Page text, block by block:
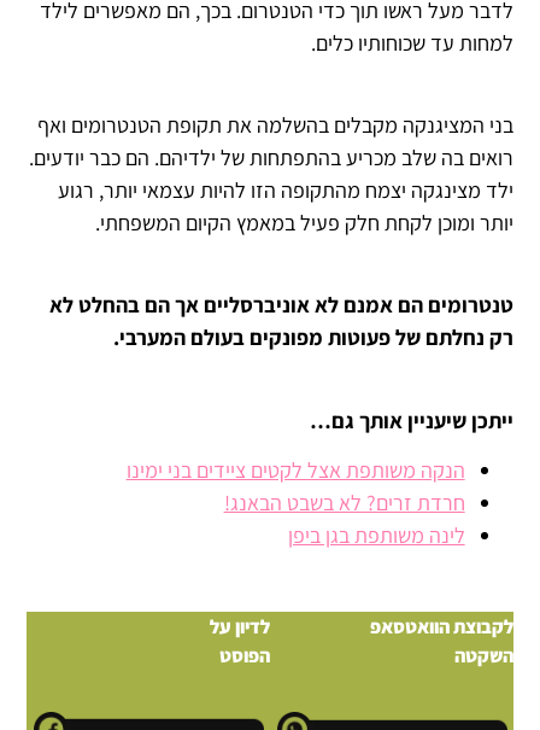
לדבר מעל ראשו תוך כדי הטנטרום. בכך, הם מאפשרים לילד
למחות עד שכוחותיו כלים.
בני המציגנקה מקבלים בהשלמה את תקופת הטנטרומים ואף
רואים בה שלב מכריע בהתפתחות של ילדיהם. הם כבר יודעים.
ילד מצינגקה יצמח מהתקופה הזו להיות עצמאי יותר, רגוע
יותר ומוכן לקחת חלק פעיל במאמץ הקיום המשפחתי.
טנטרומים הם אמנם לא אוניברסליים אך הם בהחלט לא
רק נחלתם של פעוטות מפונקים בעולם המערבי.
ייתכן שיעניין אותך גם…
הנקה משותפת אצל לקטים ציידים בני ימינו
חרדת זרים? לא בשבט הבאנג!
לינה משותפת בגן ביפן
לדיון על
הפוסט
לקבוצת הוואטסאפ
השקטה